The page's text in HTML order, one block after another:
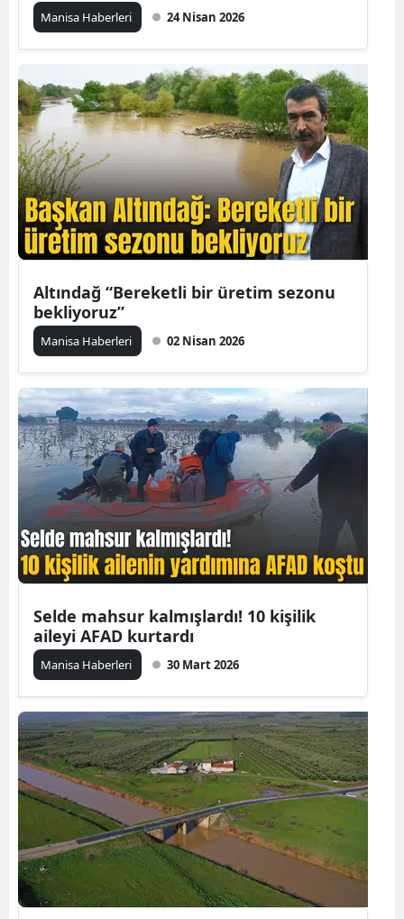
Manisa Haberleri 24 Nisan 2026
Altındağ “Bereketli bir üretim sezonu
bekliyoruz”
Manisa Haberleri 02 Nisan 2026
Selde mahsur kalmışlardı! 10 kişilik
aileyi AFAD kurtardı
Manisa Haberleri 30 Mart 2026